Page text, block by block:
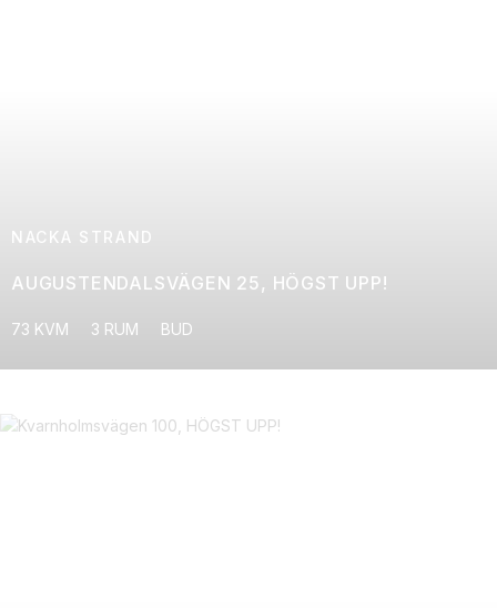
NACKA STRAND
AUGUSTENDALSVÄGEN 25, HÖGST UPP!
73 KVM 3 RUM BUD